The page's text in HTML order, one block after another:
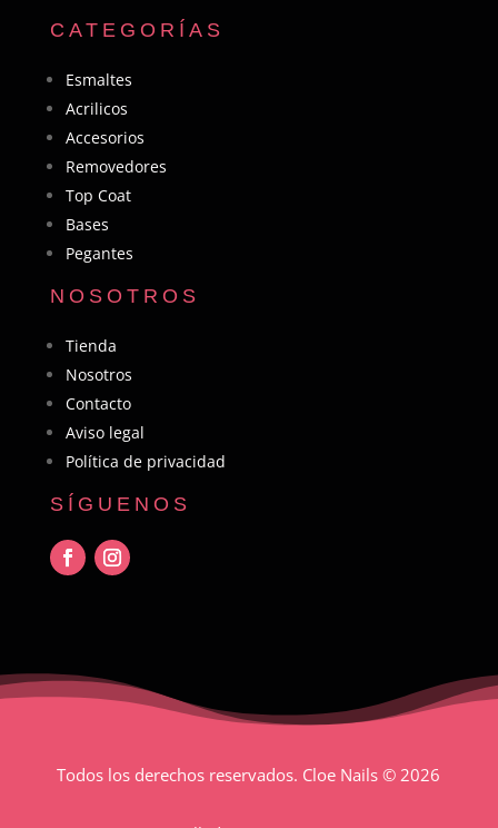
CATEGORÍAS
Esmaltes
Acrilicos
Accesorios
Removedores
Top Coat
Bases
Pegantes
NOSOTROS
Tienda
Nosotros
Contacto
Aviso legal
Política de privacidad
SÍGUENOS
Todos los derechos reservados. Cloe Nails© 2026